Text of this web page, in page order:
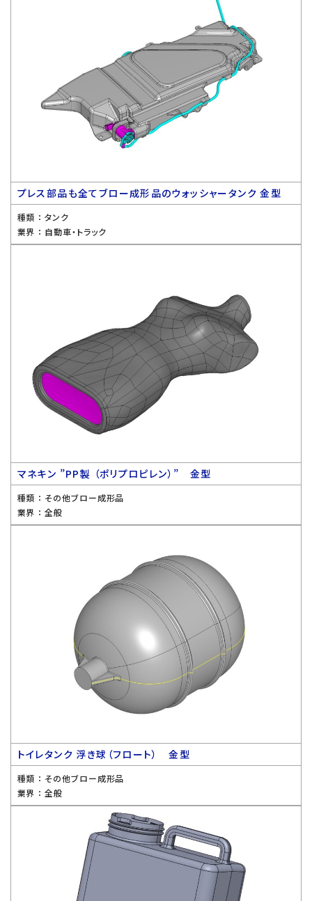
プレス部品も全てブロー成形品のウォッシャータンク 金型
種類 ： タンク
業界 ： 自動車・トラック
マネキン ”PP製 （ポリプロピレン）” 金型
種類 ： その他ブロー成形品
業界 ： 全般
トイレタンク 浮き球（フロート） 金型
種類 ： その他ブロー成形品
業界 ： 全般